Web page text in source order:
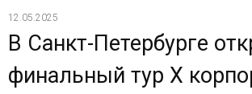
12.05.2025
В Санкт-Петербурге
финальный тур X